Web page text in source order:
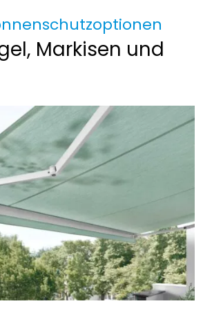
Markisen und